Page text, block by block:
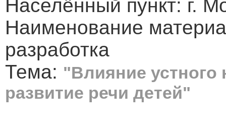
Населённый пункт: г.
Наименование
разработка
Тема: "Влияние устного
развитие речи детей"